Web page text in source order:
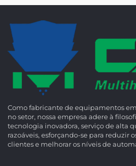
Como fabricante de equipamentos
no setor, nossa empresa adere à
tecnologia inovadora, serviço de alta
razoáveis, esforçando-se para reduzir
clientes e melhorar os níveis de